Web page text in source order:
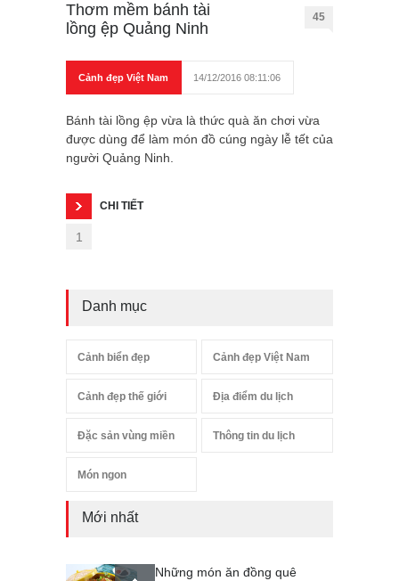
Thơm mềm bánh tài
lồng ệp Quảng Ninh
45
Cảnh đẹp Việt Nam 14/12/2016 08:11:06
Bánh tài lồng ệp vừa là thức quà ăn chơi vừa
được dùng để làm món đồ cúng ngày lễ tết của
người Quảng Ninh.
CHI TIẾT
1
Danh mục
Cảnh biển đẹp Cảnh đẹp Việt Nam
Cảnh đẹp thế giới Địa điểm du lịch
Đặc sản vùng miền Thông tin du lịch
Món ngon
Mới nhất
Những món ăn đồng quê